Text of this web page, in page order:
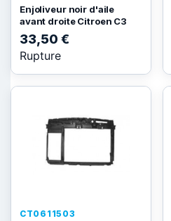
Enjoliveur noir d'aile
avant droite Citroen C3
33,50 €
Rupture
CT0611503